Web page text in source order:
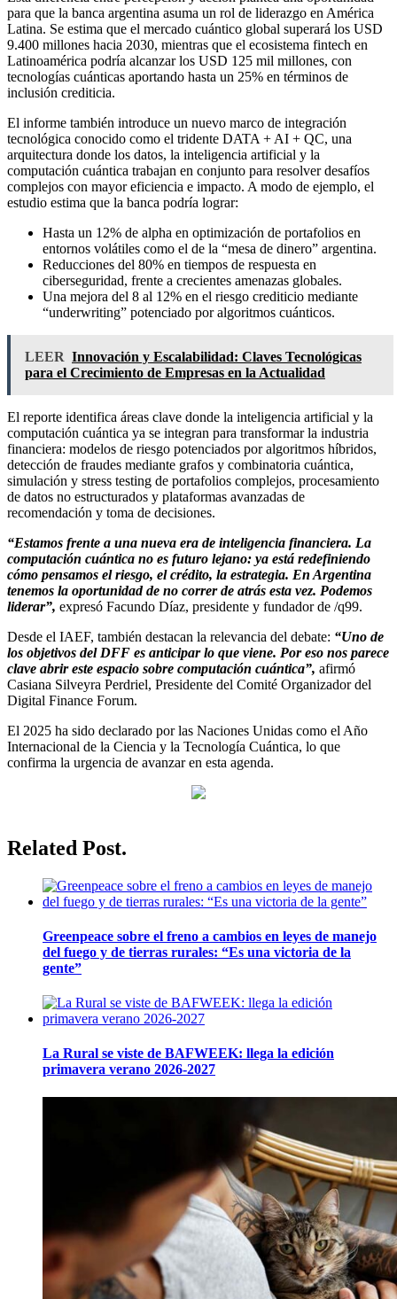
para que la banca argentina asuma un rol de liderazgo en América
Latina. Se estima que el mercado cuántico global superará los USD
9.400 millones hacia 2030, mientras que el ecosistema fintech en
Latinoamérica podría alcanzar los USD 125 mil millones, con
tecnologías cuánticas aportando hasta un 25% en términos de
inclusión crediticia.
El informe también introduce un nuevo marco de integración
tecnológica conocido como el tridente DATA + AI + QC, una
arquitectura donde los datos, la inteligencia artificial y la
computación cuántica trabajan en conjunto para resolver desafíos
complejos con mayor eficiencia e impacto. A modo de ejemplo, el
estudio estima que la banca podría lograr:
Hasta un 12% de alpha en optimización de portafolios en
entornos volátiles como el de la “mesa de dinero” argentina.
Reducciones del 80% en tiempos de respuesta en
ciberseguridad, frente a crecientes amenazas globales.
Una mejora del 8 al 12% en el riesgo crediticio mediante
“underwriting” potenciado por algoritmos cuánticos.
LEER Innovación y Escalabilidad: Claves Tecnológicas
para el Crecimiento de Empresas en la Actualidad
El reporte identifica áreas clave donde la inteligencia artificial y la
computación cuántica ya se integran para transformar la industria
financiera: modelos de riesgo potenciados por algoritmos híbridos,
detección de fraudes mediante grafos y combinatoria cuántica,
simulación y stress testing de portafolios complejos, procesamiento
de datos no estructurados y plataformas avanzadas de
recomendación y toma de decisiones.
“Estamos frente a una nueva era de inteligencia financiera. La
computación cuántica no es futuro lejano: ya está redefiniendo
cómo pensamos el riesgo, el crédito, la estrategia. En Argentina
tenemos la oportunidad de no correr de atrás esta vez. Podemos
liderar”, expresó Facundo Díaz, presidente y fundador de /q99.
Desde el IAEF, también destacan la relevancia del debate: “Uno de
los objetivos del DFF es anticipar lo que viene. Por eso nos parece
clave abrir este espacio sobre computación cuántica”, afirmó
Casiana Silveyra Perdriel, Presidente del Comité Organizador del
Digital Finance Forum.
El 2025 ha sido declarado por las Naciones Unidas como el Año
Internacional de la Ciencia y la Tecnología Cuántica, lo que
confirma la urgencia de avanzar en esta agenda.
Related Post.
Greenpeace sobre el freno a cambios en leyes de manejo
del fuego y de tierras rurales: “Es una victoria de la
gente”
La Rural se viste de BAFWEEK: llega la edición
primavera verano 2026-2027